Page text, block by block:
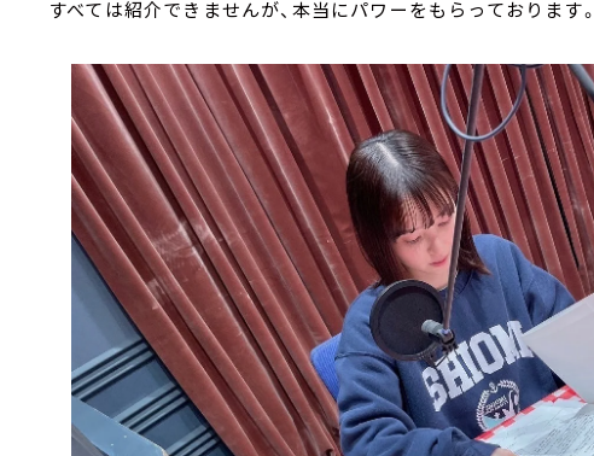
すべては紹介できませんが、本当にパワーをもらっております